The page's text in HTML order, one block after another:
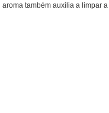
também auxilia a limpar